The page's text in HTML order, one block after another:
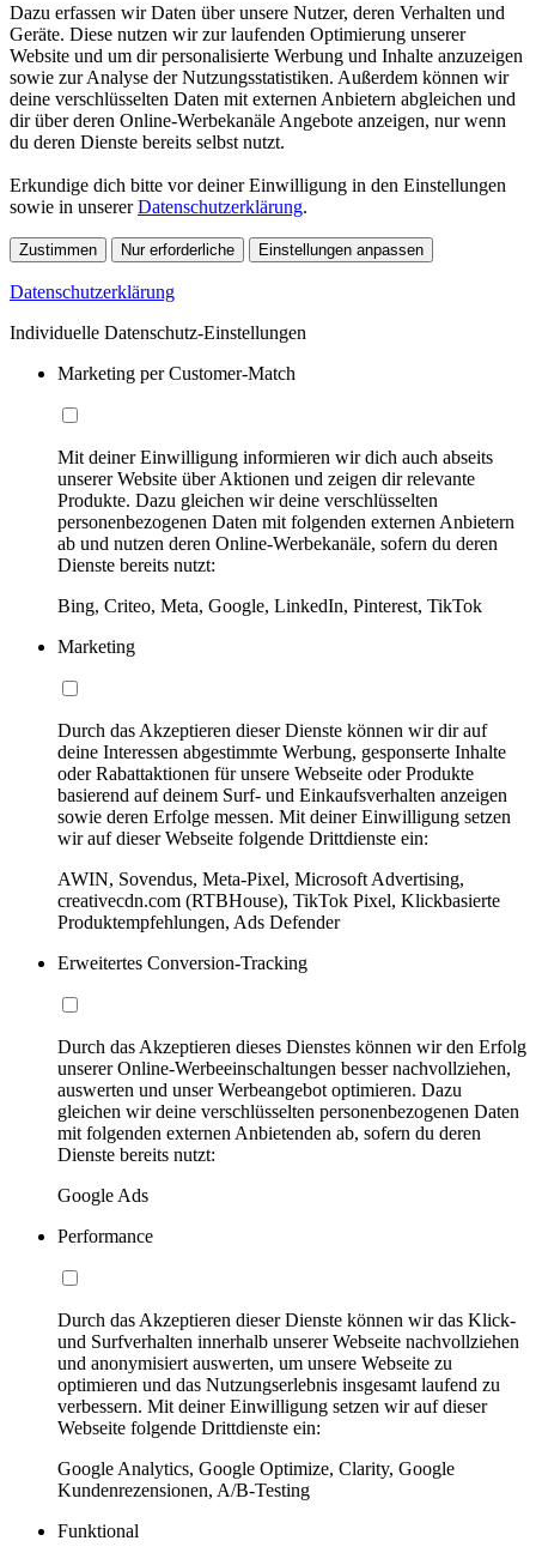
Dazu erfassen wir Daten über unsere Nutzer, deren Verhalten und
Geräte. Diese nutzen wir zur laufenden Optimierung unserer
Website und um dir personalisierte Werbung und Inhalte anzuzeigen
sowie zur Analyse der Nutzungsstatistiken. Außerdem können wir
deine verschlüsselten Daten mit externen Anbietern abgleichen und
dir über deren Online-Werbekanäle Angebote anzeigen, nur wenn
du deren Dienste bereits selbst nutzt.
Erkundige dich bitte vor deiner Einwilligung in den Einstellungen
sowie in unsererDatenschutzerklärung.
Zustimmen Nur erforderliche Einstellungen anpassen
Datenschutzerklärung
Individuelle Datenschutz-Einstellungen
Marketing per Customer-Match
Mit deiner Einwilligung informieren wir dich auch abseits
unserer Website über Aktionen und zeigen dir relevante
Produkte. Dazu gleichen wir deine verschlüsselten
personenbezogenen Daten mit folgenden externen Anbietern
ab und nutzen deren Online-Werbekanäle, sofern du deren
Dienste bereits nutzt:
Bing, Criteo, Meta, Google, LinkedIn, Pinterest, TikTok
Marketing
Durch das Akzeptieren dieser Dienste können wir dir auf
deine Interessen abgestimmte Werbung, gesponserte Inhalte
oder Rabattaktionen für unsere Webseite oder Produkte
basierend auf deinem Surf- und Einkaufsverhalten anzeigen
sowie deren Erfolge messen. Mit deiner Einwilligung setzen
wir auf dieser Webseite folgende Drittdienste ein:
AWIN, Sovendus, Meta-Pixel, Microsoft Advertising,
creativecdn.com (RTBHouse), TikTok Pixel, Klickbasierte
Produktempfehlungen, Ads Defender
Erweitertes Conversion-Tracking
Durch das Akzeptieren dieses Dienstes können wir den Erfolg
unserer Online-Werbeeinschaltungen besser nachvollziehen,
auswerten und unser Werbeangebot optimieren. Dazu
gleichen wir deine verschlüsselten personenbezogenen Daten
mit folgenden externen Anbietenden ab, sofern du deren
Dienste bereits nutzt:
Google Ads
Performance
Durch das Akzeptieren dieser Dienste können wir das Klick-
und Surfverhalten innerhalb unserer Webseite nachvollziehen
und anonymisiert auswerten, um unsere Webseite zu
optimieren und das Nutzungserlebnis insgesamt laufend zu
verbessern. Mit deiner Einwilligung setzen wir auf dieser
Webseite folgende Drittdienste ein:
Google Analytics, Google Optimize, Clarity, Google
Kundenrezensionen, A/B-Testing
Funktional